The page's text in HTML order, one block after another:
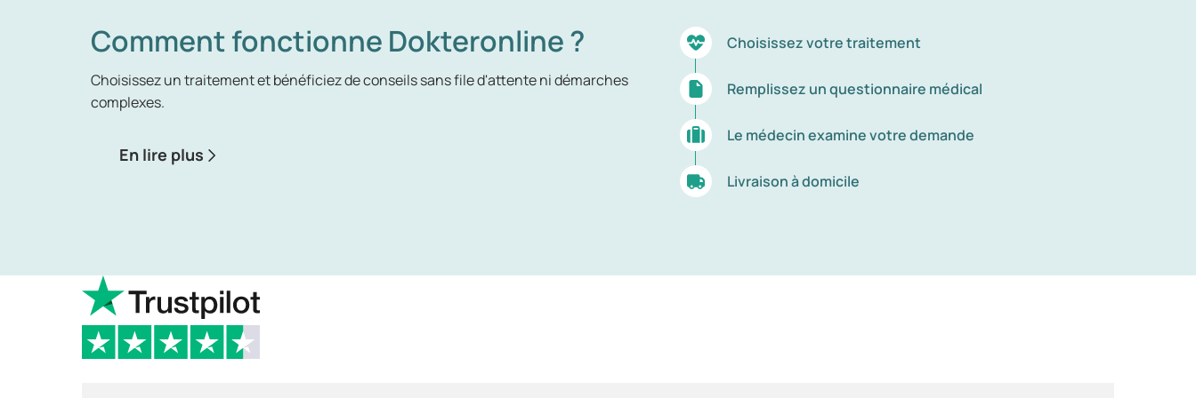
Comment fonctionne Dokteronline ?
Choisissez un traitement et bénéficiez de conseils sans file d'attente ni démarches
complexes.
En lire plus
Choisissez votre traitement
Remplissez un questionnaire médical
Le médecin examine votre demande
Livraison à domicile